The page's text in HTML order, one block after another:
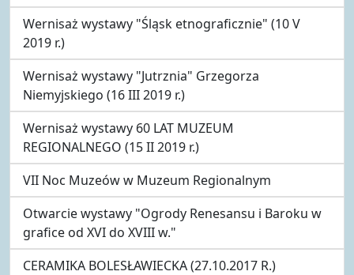
Wernisaż wystawy "Śląsk etnograficznie" (10 V
2019 r.)
Wernisaż wystawy "Jutrznia" Grzegorza
Niemyjskiego (16 III 2019 r.)
Wernisaż wystawy 60 LAT MUZEUM
REGIONALNEGO (15 II 2019 r.)
VII Noc Muzeów w Muzeum Regionalnym
Otwarcie wystawy "Ogrody Renesansu i Baroku w
grafice od XVI do XVIII w."
CERAMIKA BOLESŁAWIECKA (27.10.2017 R.)